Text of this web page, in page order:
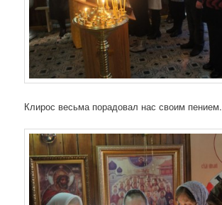
Клирос весьма порадовал нас своим пением.